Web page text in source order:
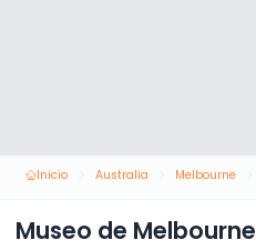
Inicio Australia Melbourne
Museo de Melbourne